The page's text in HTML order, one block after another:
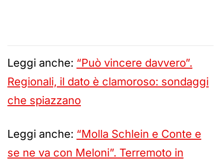
Leggi anche: “Può vincere davvero”.
Regionali, il dato è clamoroso: sondaggi
che spiazzano
Leggi anche: “Molla Schlein e Conte e
se ne va con Meloni”. Terremoto in